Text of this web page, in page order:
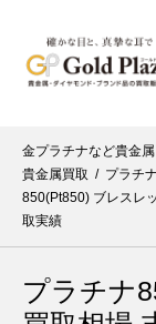
金プラチナなど貴金
貴金属買取 / プラチ
850(Pt850) ブレスレ
取実績
プラチナ